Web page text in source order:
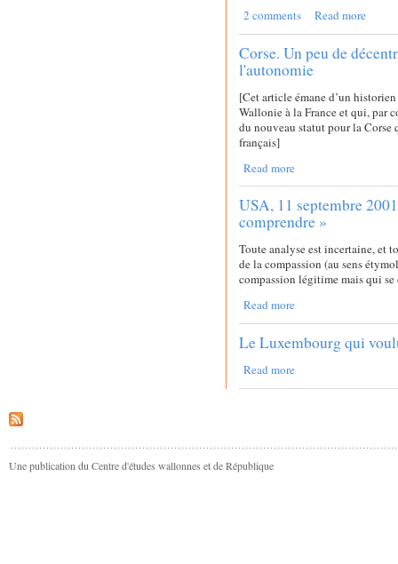
2 comments Read more
Corse. Un peu de
l'autonomie
[Cet article émane d’un
Wallonie à la France et qui, par
du nouveau statut pour la Corse
français]
Read more
USA, 11 septembre
comprendre »
Toute analyse est incertaine, et
de la compassion (au sens
compassion légitime mais qui se
Read more
Le Luxembourg qui
Read more
Une publication du Centre d'études wallonnes et de République